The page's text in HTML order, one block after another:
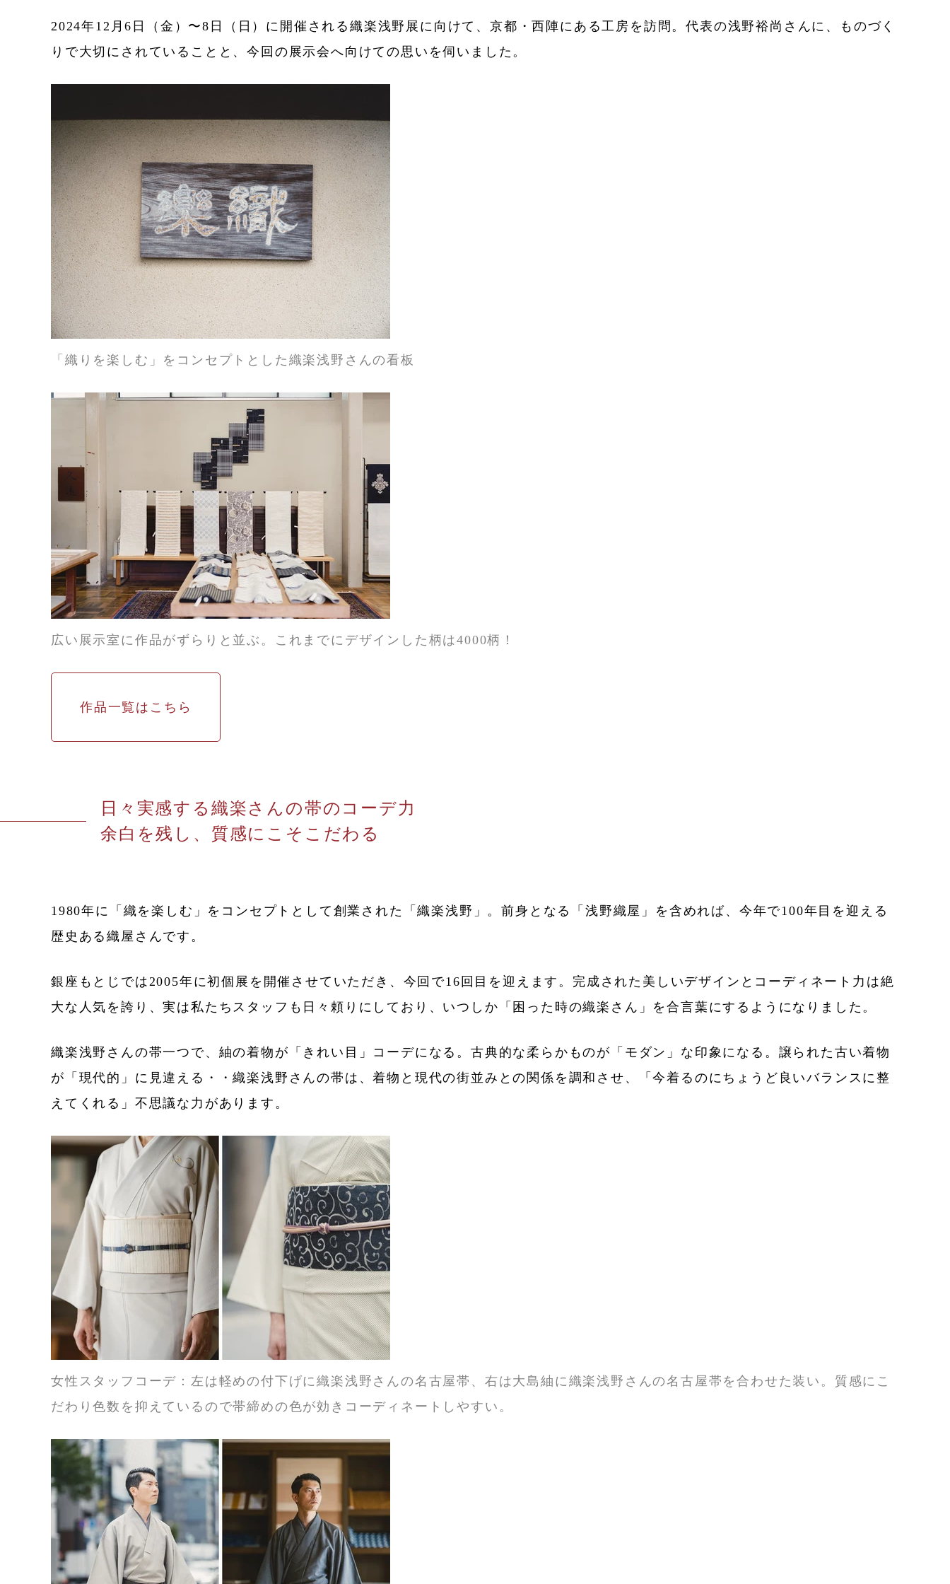
2024年12月6日（金）〜8日（日）に開催される織楽浅野展に向けて、京都・西陣にある工房を訪問。代表の浅野裕尚さんに、ものづく
りで大切にされていることと、今回の展示会へ向けての思いを伺いました。
「織りを楽しむ」をコンセプトとした織楽浅野さんの看板
広い展示室に作品がずらりと並ぶ。これまでにデザインした柄は4000柄！
作品一覧はこちら
日々実感する織楽さんの帯のコーデ力
余白を残し、質感にこそこだわる
1980年に「織を楽しむ」をコンセプトとして創業された「織楽浅野」。前身となる「浅野織屋」を含めれば、今年で100年目を迎える
歴史ある織屋さんです。
銀座もとじでは2005年に初個展を開催させていただき、今回で16回目を迎えます。完成された美しいデザインとコーディネート力は絶
大な人気を誇り、実は私たちスタッフも日々頼りにしており、いつしか「困った時の織楽さん」を合言葉にするようになりました。
織楽浅野さんの帯一つで、紬の着物が「きれい目」コーデになる。古典的な柔らかものが「モダン」な印象になる。譲られた古い着物
が「現代的」に見違える・・織楽浅野さんの帯は、着物と現代の街並みとの関係を調和させ、「今着るのにちょうど良いバランスに整
えてくれる」不思議な力があります。
女性スタッフコーデ：左は軽めの付下げに織楽浅野さんの名古屋帯、右は大島紬に織楽浅野さんの名古屋帯を合わせた装い。質感にこ
だわり色数を抑えているので帯締めの色が効きコーディネートしやすい。